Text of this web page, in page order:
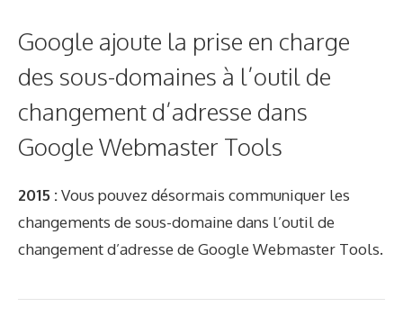
Google ajoute la prise en charge
des sous-domaines à l’outil de
changement d’adresse dans
Google Webmaster Tools
2015 :Vous pouvez désormais communiquer les
changements de sous-domaine dans l’outil de
changement d’adresse de Google Webmaster Tools.